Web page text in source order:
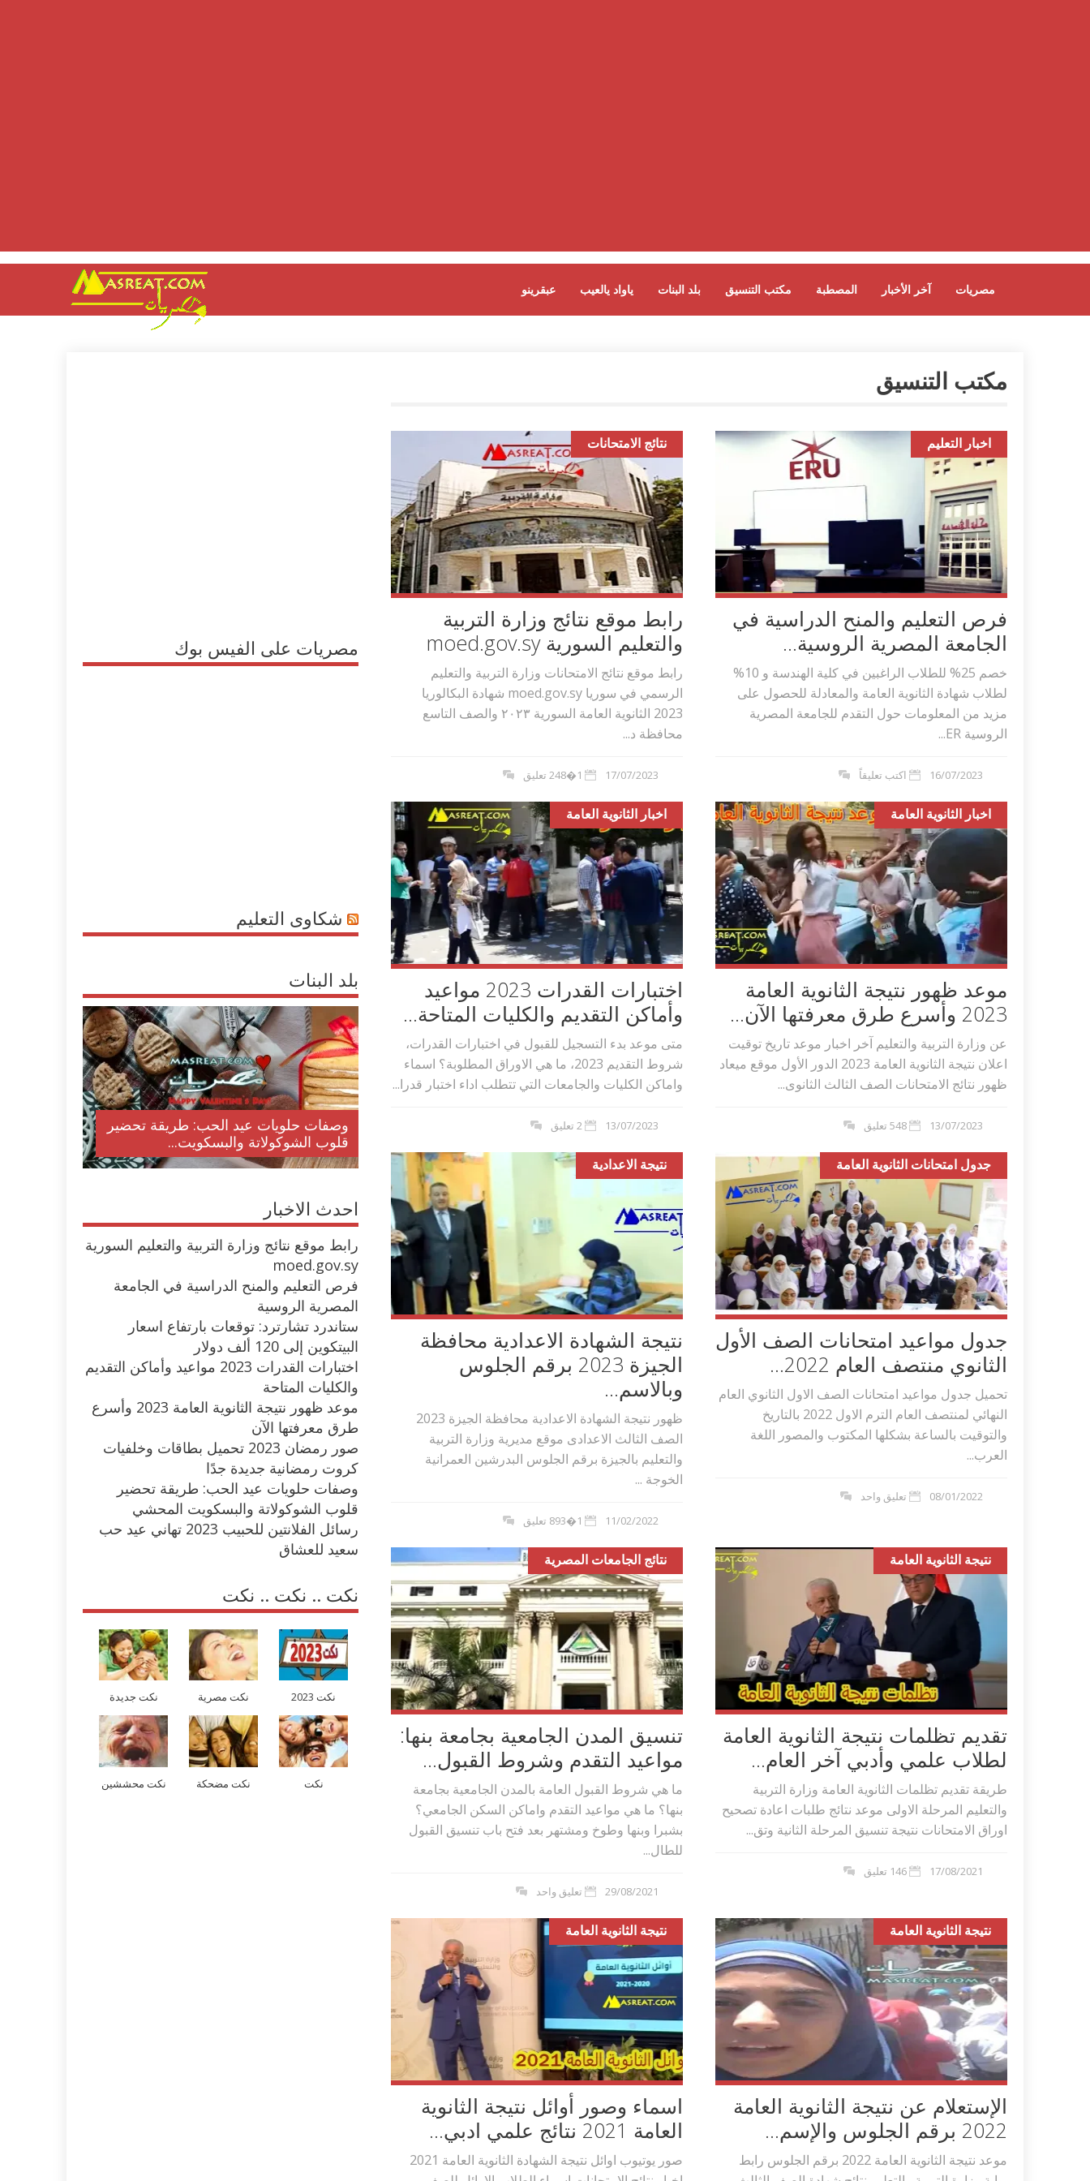
عبقرينو ياواد يالعيب بلد البنات مكتب التنسيق المصطبة آخر الأخبار مصريات
مكتب التنسيق
نتائج الامتحانات
رابط موقع نتائج وزارة التربية
والتعليم السورية moed.gov.sy
رابط موقع نتائج الامتحانات وزارة التربية والتعليم
الرسمي في سوريا moed.gov.sy شهادة البكالوريا
2023 الثانوية العامة السورية ٢٠٢۳ والصف التاسع
محافظة د...
17/07/2023 1�248 تعليق
اخبار التعليم
فرص التعليم والمنح الدراسية في
الجامعة المصرية الروسية...
خصم 25% للطلاب الراغبين في كلية الهندسة و 10%
لطلاب شهادة الثانوية العامة والمعادلة للحصول على
مزيد من المعلومات حول التقدم للجامعة المصرية
الروسية ER...
16/07/2023 اكتب تعليقاً
اخبار الثانوية العامة
اختبارات القدرات 2023 مواعيد
وأماكن التقديم والكليات المتاحة...
متى موعد بدء التسجيل للقبول في اختبارات القدرات،
شروط التقديم 2023، ما هي الاوراق المطلوبة؟ اسماء
واماكن الكليات والجامعات التي تتطلب اداء اختبار قدرا...
13/07/2023 2 تعليق
اخبار الثانوية العامة
موعد ظهور نتيجة الثانوية العامة
2023 وأسرع طرق معرفتها الآن...
عن وزارة التربية والتعليم آخر اخبار موعد تاريخ توقيت
اعلان نتيجة الثانوية العامة 2023 الدور الأول موقع ميعاد
ظهور نتائج الامتحانات الصف الثالث الثانوى...
13/07/2023 548 تعليق
نتيجة الاعدادية
نتيجة الشهادة الاعدادية محافظة
الجيزة 2023 برقم الجلوس
وبالاسم...
ظهور نتيجة الشهادة الاعدادية محافظة الجيزة 2023
الصف الثالث الاعدادى موقع مديرية وزارة التربية
والتعليم بالجيزة برقم الجلوس البدرشين العمرانية
الخوجة ...
11/02/2022 1�893 تعليق
جدول امتحانات الثانوية العامة
جدول مواعيد امتحانات الصف الأول
الثانوي منتصف العام 2022...
تحميل جدول مواعيد امتحانات الصف الاول الثانوي العام
النهائي لمنتصف العام الترم الاول 2022 بالتاريخ
والتوقيت بالساعة بشكلها المكتوب والمصور اللغة
العرب...
08/01/2022 تعليق واحد
نتائج الجامعات المصرية
تنسيق المدن الجامعية بجامعة بنها:
مواعيد التقدم وشروط القبول...
ما هي شروط القبول العامة بالمدن الجامعية بجامعة
بنها؟ ما هي مواعيد التقدم واماكن السكن الجامعي؟
بشبرا وبنها وطوخ ومشتهر بعد فتح باب تنسيق القبول
للطال...
29/08/2021 تعليق واحد
نتيجة الثانوية العامة
تقديم تظلمات نتيجة الثانوية العامة
لطلاب علمي وأدبي آخر العام...
طريقة تقديم تظلمات الثانوية العامة وزارة التربية
والتعليم المرحلة الاولى موعد نتائج طلبات اعادة تصحيح
اوراق الامتحانات نتيجة تنسيق المرحلة الثانية وتق...
17/08/2021 146 تعليق
نتيجة الثانوية العامة
اسماء وصور أوائل نتيجة الثانوية
العامة 2021 نتائج علمي ادبي...
صور يوتيوب اوائل نتيجة الشهادة الثانوية العامة 2021
نتيجة الثانوية العامة
الإستعلام عن نتيجة الثانوية العامة
2022 برقم الجلوس والإسم...
موعد نتيجة الثانوية العامة 2022 برقم الجلوس رابط
مصريات على الفيس بوك
شكاوى التعليم
بلد البنات
وصفات حلويات عيد الحب: طريقة تحضير
قلوب الشوكولاتة والبسكويت...
وصفات أكلات عيد راس السنة الميلادية
طريقة تحضير حلاوة المولد النبوي مع
اكلات عيد الاضحى 2023 وصفات طبخ
احدث الاخبار
رابط موقع نتائج وزارة التربية والتعليم السورية
moed.gov.sy
فرص التعليم والمنح الدراسية في الجامعة
المصرية الروسية
ستاندرد تشارترد: توقعات بارتفاع اسعار
البيتكوين إلى 120 ألف دولار
اختبارات القدرات 2023 مواعيد وأماكن التقديم
والكليات المتاحة
موعد ظهور نتيجة الثانوية العامة 2023 وأسرع
طرق معرفتها الآن
صور رمضان 2023 تحميل بطاقات وخلفيات
كروت رمضانية جديدة جدًا
وصفات حلويات عيد الحب: طريقة تحضير
قلوب الشوكولاتة والبسكويت المحشي
رسائل الفلانتين للحبيب 2023 تهاني عيد حب
سعيد للعشاق
نكت .. نكت .. نكت
نكت 2023 نكت مصرية نكت جديدة
نكت نكت مضحكة نكت محششين